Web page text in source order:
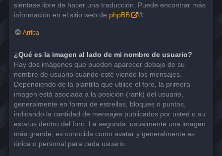
siéntase libre de hacer una traducción. Puede encontrar más
información en el sitio web de phpBB ®
Arriba
¿Qué es la imagen al lado de mi nombre de usuario?
Hay dos imágenes que pueden aparecer debajo de su
nombre de usuario cuando esté viendo los mensajes.
Dependiendo de la plantilla que utilice el foro, la primera
imagen está asociada a la posición (rank) del usuario,
generalmente en forma de estrellas, bloques o puntos,
indicando la cantidad de mensajes publicados por usted o su
estatus dentro del foro. La segunda, usualmente una imagen
más grande, es conocida como avatar y generalmente es
única o personal para cada usuario.